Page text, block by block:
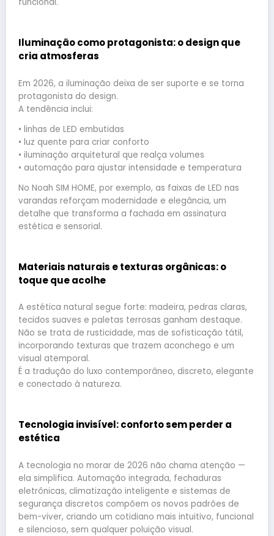
Iluminação como protagonista: o design que
cria atmosferas
Em 2026, a iluminação deixa de ser suporte e se torna
protagonista do design.
A tendência inclui:
• linhas de LED embutidas
• luz quente para criar conforto
• iluminação arquitetural que realça volumes
• automação para ajustar intensidade e temperatura
No Noah SIM HOME, por exemplo, as faixas de LED nas
varandas reforçam modernidade e elegância, um
detalhe que transforma a fachada em assinatura
estética e sensorial.
Materiais naturais e texturas orgânicas: o
toque que acolhe
A estética natural segue forte: madeira, pedras claras,
tecidos suaves e paletas terrosas ganham destaque.
Não se trata de rusticidade, mas de sofisticação tátil,
incorporando texturas que trazem aconchego e um
visual atemporal.
É a tradução do luxo contemporâneo, discreto, elegante
e conectado à natureza.
Tecnologia invisível: conforto sem perder a
estética
A tecnologia no morar de 2026 não chama atenção —
ela simplifica. Automação integrada, fechaduras
eletrônicas, climatização inteligente e sistemas de
segurança discretos compõem os novos padrões de
bem-viver, criando um cotidiano mais intuitivo, funcional
e silencioso, sem qualquer poluição visual.